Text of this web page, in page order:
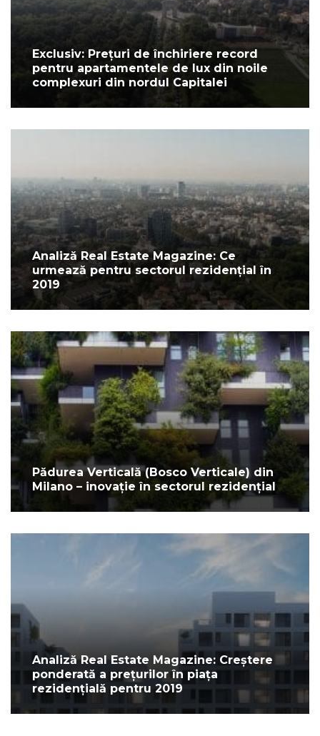
Exclusiv: Prețuri de închiriere record
pentru apartamentele de lux din noile
complexuri din nordul Capitalei
Analiză Real Estate Magazine: Ce
urmează pentru sectorul rezidențial în
2019
Pădurea Verticală (Bosco Verticale) din
Milano – inovație în sectorul rezidențial
Analiză Real Estate Magazine: Creștere
ponderată a prețurilor în piața
rezidențială pentru 2019